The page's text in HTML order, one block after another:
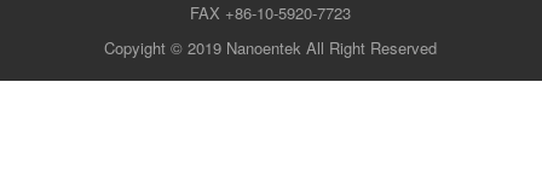
FAX +86-10-5920-7723
Copyight © 2019 Nanoentek All Right Reserved